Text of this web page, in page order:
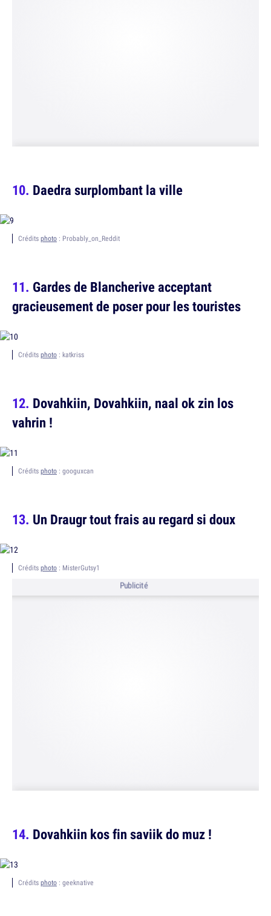
Daedra surplombant la ville
Crédits photo : Probably_on_Reddit
Gardes de Blancherive acceptant
gracieusement de poser pour les touristes
Crédits photo : katkriss
Dovahkiin, Dovahkiin, naal ok zin los
vahrin !
Crédits photo : googuxcan
Un Draugr tout frais au regard si doux
Crédits photo : MisterGutsy1
Publicité
Dovahkiin kos fin saviik do muz !
Crédits photo : geeknative